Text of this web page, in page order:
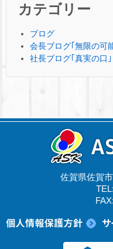
カテゴリー
ブログ
会長ブログ｢無限の可
社長ブログ｢真実の口｣
佐賀県佐賀